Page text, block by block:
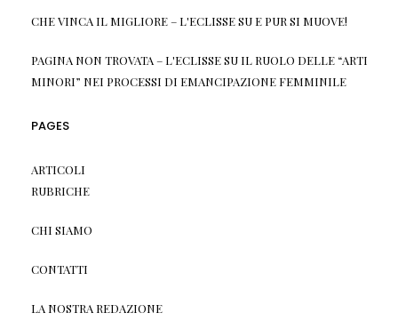
CHE VINCA IL MIGLIORE – L'ECLISSESU E PUR SI MUOVE!
PAGINA NON TROVATA – L'ECLISSESU IL RUOLO DELLE “ARTI
MINORI” NEI PROCESSI DI EMANCIPAZIONE FEMMINILE
PAGES
ARTICOLI
RUBRICHE
CHI SIAMO
CONTATTI
LA NOSTRA REDAZIONE